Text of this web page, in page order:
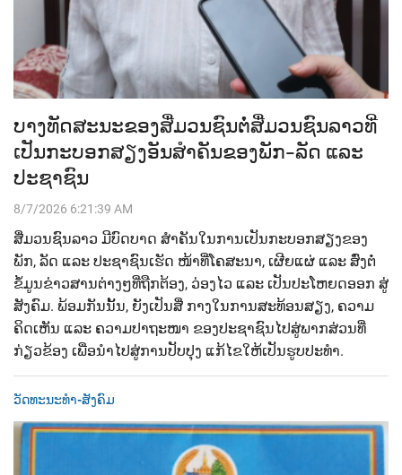
ບາງທັດສະນະຂອງສື່ມວນຊົນຕໍ່ສື່ມວນຊົນລາວທີ່
ເປັນກະບອກສຽງອັນສຳຄັນຂອງພັກ-ລັດ ແລະ
ປະຊາຊົນ
8/7/2026 6:21:39 AM
ສື່ມວນຊົນລາວ ມີບົດບາດ ສຳຄັນໃນການເປັນກະບອກສຽງຂອງ
ພັກ, ລັດ ແລະ ປະຊາຊົນເຮັດ ໜ້າທີ່ໂຄສະນາ, ເຜີຍແຜ່ ແລະ ສົ່ງຕໍ່
ຂໍ້ມູນຂ່າວສານຕ່າງໆທີ່ຖືກຕ້ອງ, ວ່ອງໄວ ແລະ ເປັນປະໂຫຍດອອກ ສູ່
ສັງຄົມ. ພ້ອມກັນນັ້ນ, ຍັງເປັນສື່ ກາງໃນການສະທ້ອນສຽງ, ຄວາມ
ຄິດເຫັນ ແລະ ຄວາມປາຖະໜາ ຂອງປະຊາຊົນໄປສູ່ພາກສ່ວນທີ່
ກ່ຽວຂ້ອງ ເພື່ອນຳໄປສູ່ການປັບປຸງ ແກ້ໄຂໃຫ້ເປັນຮູບປະທຳ.
ວັດທະນະທຳ-ສັງຄົມ